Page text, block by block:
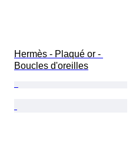
Hermès - Plaqué or -
Boucles d'oreilles